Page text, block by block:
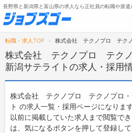
無料会員登録
メニュー
トップ
詳細情報で求人を探す
長野県と新潟県と富山県の求人なら正社員の転職や派
転職・求人TOP 株式会社 テクノプロ テク
株式会社 テクノプロ テク
新潟サテライトの求人・採用
株式会社 テクノプロ テクノプロ
ト の求人一覧・採用ページになりま
以前に掲載していた求人まで閲覧で
は、気になるボタンを押して登録し